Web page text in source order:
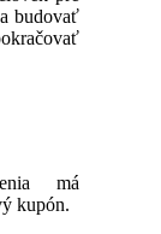
budovať
má
kupón.